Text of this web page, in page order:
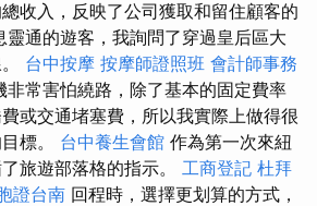
收入，反映了公司獲取和留住顧客的
通的遊客，我詢問了穿過皇后區大
台中按摩 按摩師證照班 會計師事務
非常害怕繞路，除了基本的固定費率
或交通堵塞費，所以我實際上做得很
標。 台中養生會館 作為第一次來紐
旅遊部落格的指示。 工商登記 杜拜
證台南 回程時，選擇更划算的方式，